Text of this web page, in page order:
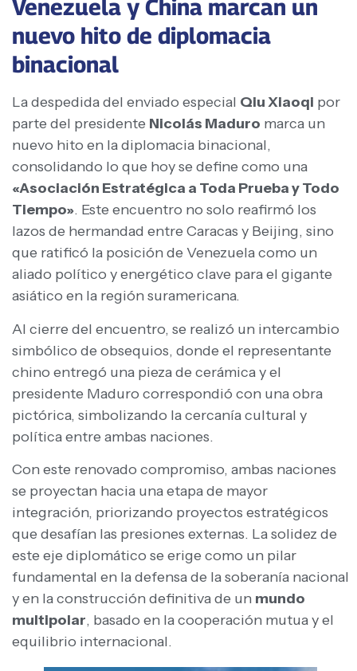
Venezuela y China marcan un
nuevo hito de diplomacia
binacional
La despedida del enviado especial Qiu Xiaoqi por
parte del presidente Nicolás Maduro marca un
nuevo hito en la diplomacia binacional,
consolidando lo que hoy se define como una
«Asociación Estratégica a Toda Prueba y Todo
Tiempo». Este encuentro no solo reafirmó los
lazos de hermandad entre Caracas y Beijing, sino
que ratificó la posición de Venezuela como un
aliado político y energético clave para el gigante
asiático en la región suramericana.
Al cierre del encuentro, se realizó un intercambio
simbólico de obsequios, donde el representante
chino entregó una pieza de cerámica y el
presidente Maduro correspondió con una obra
pictórica, simbolizando la cercanía cultural y
política entre ambas naciones.
​Con este renovado compromiso, ambas naciones
se proyectan hacia una etapa de mayor
integración, priorizando proyectos estratégicos
que desafían las presiones externas. La solidez de
este eje diplomático se erige como un pilar
fundamental en la defensa de la soberanía nacional
y en la construcción definitiva de un mundo
multipolar, basado en la cooperación mutua y el
equilibrio internacional.